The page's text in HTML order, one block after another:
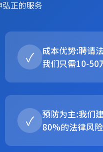
正的服务
✓
成本优势:聘请
我们只需10-50
✓
预防为主:我们
80%的法律风